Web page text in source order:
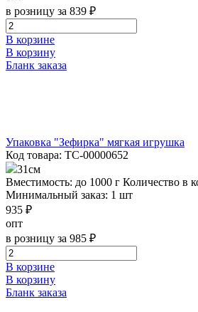
в розницу за 839 ₽
В корзине
В корзину
Бланк заказа
Упаковка "Зефирка" мягкая игрушка
Код товара: ТС-00000652
31см
Вместимость: до 1000 г Количество в
Минимальный заказ: 1 шт
935 ₽
опт
в розницу за 985 ₽
В корзине
В корзину
Бланк заказа